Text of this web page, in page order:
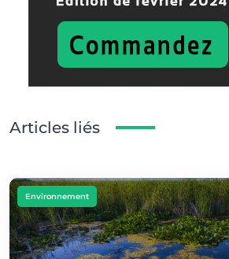
Articles liés
Environnement